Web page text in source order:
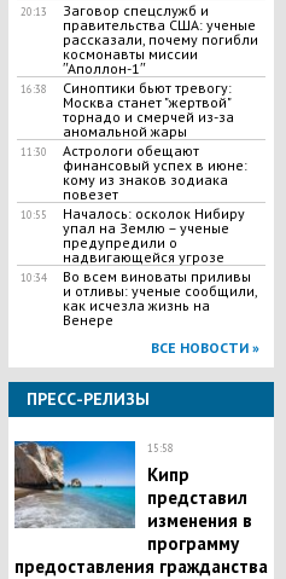
20:13
Заговор спецслужб и
правительства США: ученые
рассказали, почему погибли
космонавты миссии
ʺАполлон-1ʺ
16:38
Синоптики бьют тревогу:
Москва станет "жертвой"
торнадо и смерчей из-за
аномальной жары
11:30
​Астрологи обещают
финансовый успех в июне:
кому из знаков зодиака
повезет
10:55
Началось: осколок Нибиру
упал на Землю – ученые
предупредили о
надвигающейся угрозе
10:34
Во всем виноваты приливы
и отливы: ученые сообщили,
как исчезла жизнь на
Венере
ВСЕ НОВОСТИ »
ПРЕСС-РЕЛИЗЫ
15:58
Кипр
представил
изменения в
программу
предоставления гражданства